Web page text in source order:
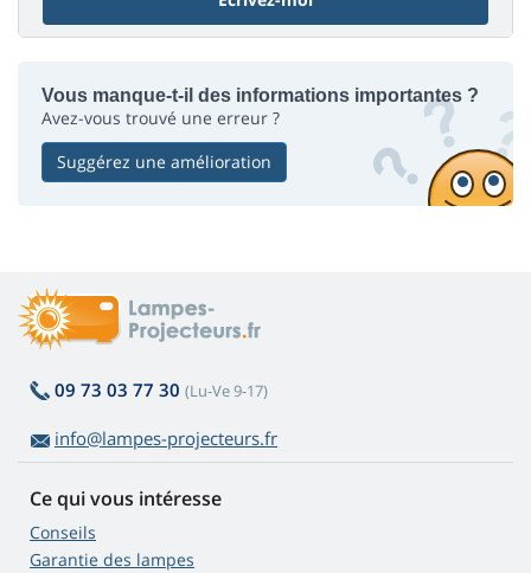
Vous manque-t-il des informations importantes ?
Avez-vous trouvé une erreur ?
Suggérez une amélioration
09 73 03 77 30 (Lu-Ve 9-17)
info@lampes-projecteurs.fr
Ce qui vous intéresse
Conseils
Garantie des lampes